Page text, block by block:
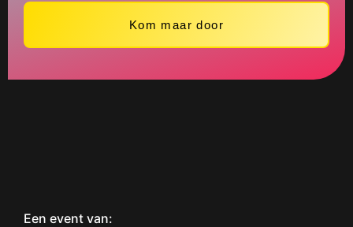
Kom maar door
Een event van: